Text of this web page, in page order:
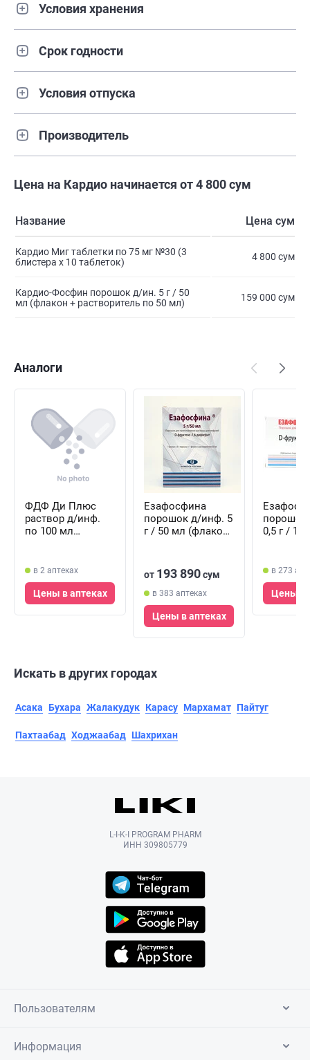
Условия хранения
Срок годности
Условия отпуска
Производитель
Цена на Кардио начинается от 4 800 сум
Название Цена сум
Кардио Миг таблетки по 75 мг №30 (3
блистера х 10 таблеток)
4 800 сум
Кардио-Фосфин порошок д/ин. 5 г / 50
мл (флакон + растворитель по 50 мл)
159 000 сум
Аналоги
ФДФ Ди Плюс
раствор д/инф.
по 100 мл
в 2 аптеках
Цены в аптеках
Езафосфина
порошок д/инф. 5
г / 50 мл (флакон
система)
от 193 890сум
в 383 аптеках
Цены в аптеках
0,5 г /
10 мл)
в 273
Цены в
Искать в других городах
Асака Бухара Жалакудук Карасу Мархамат Пайтуг
Пахтаабад Ходжаабад Шахрихан
L-I-K-I PROGRAM PHARM
ИНН 309805779
Пользователям
Информация